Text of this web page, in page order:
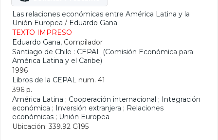
Las relaciones económicas entre América Latina y la
Unión Europea / Eduardo Gana
TEXTO IMPRESO
Eduardo Gana, Compilador
Santiago de Chile : CEPAL (Comisión Económica para
América Latina y el Caribe)
1996
Libros de la CEPAL num. 41
396 p.
América Latina ; Cooperación internacional ; Integración
económica ; Inversión extranjera ; Relaciones
económicas ; Unión Europea
Ubicación: 339.92 G195